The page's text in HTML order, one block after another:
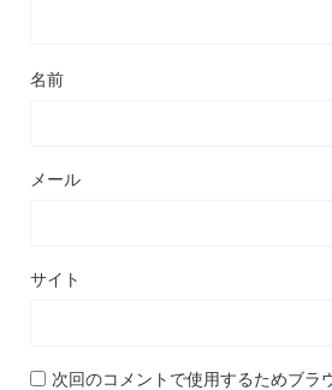
名前
メール
サイト
次回のコメントで使用するためブラ